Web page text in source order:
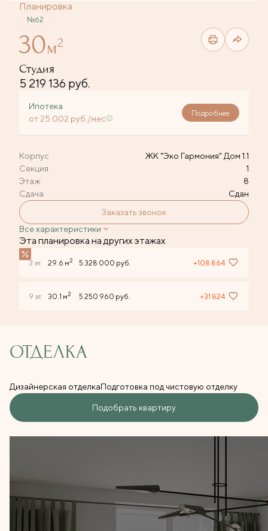
Планировка
№62
30м2
Студия
5 219 136 руб.
Ипотека
от 25 002 руб./мес
Подробнее
Корпус
ЖК "Эко Гармония" Дом 1.1
Секция
1
Этаж
8
Сдача
Сдан
Заказать звонок
Все характеристики
Эта планировка на других этажах
3 эт. 29.6 м2 5 328 000 руб. +108 864
9 эт. 30.1 м2 5 250 960 руб. +31 824
ОТДЕЛКА
Дизайнерская отделкаПодготовка под чистовую отделку
Подобрать квартиру